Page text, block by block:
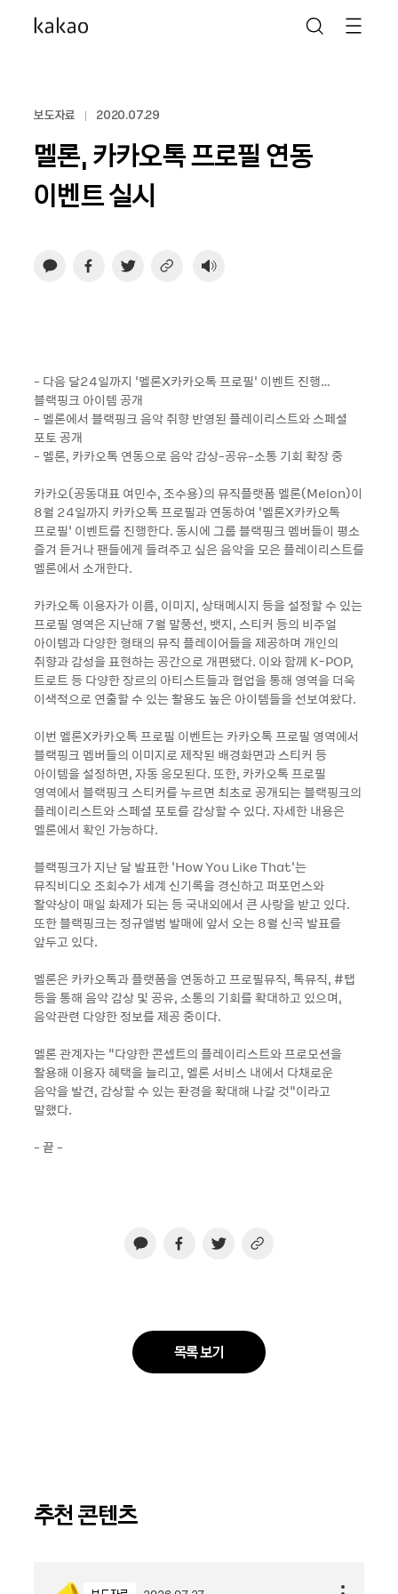
보도자료 2020.07.29
멜론, 카카오톡 프로필 연동
이벤트 실시
- 다음 달24일까지 ‘멜론X카카오톡 프로필’ 이벤트 진행…
블랙핑크 아이템 공개
- 멜론에서 블랙핑크 음악 취향 반영된 플레이리스트와 스페셜
포토 공개
- 멜론, 카카오톡 연동으로 음악 감상-공유-소통 기회 확장 중
카카오(공동대표 여민수, 조수용)의 뮤직플랫폼 멜론(Melon)이
8월 24일까지 카카오톡 프로필과 연동하여 ‘멜론X카카오톡
프로필’ 이벤트를 진행한다. 동시에 그룹 블랙핑크 멤버들이 평소
즐겨 듣거나 팬들에게 들려주고 싶은 음악을 모은 플레이리스트를
멜론에서 소개한다.
카카오톡 이용자가 이름, 이미지, 상태메시지 등을 설정할 수 있는
프로필 영역은 지난해 7월 말풍선, 뱃지, 스티커 등의 비주얼
아이템과 다양한 형태의 뮤직 플레이어들을 제공하며 개인의
취향과 감성을 표현하는 공간으로 개편됐다. 이와 함께 K-POP,
트로트 등 다양한 장르의 아티스트들과 협업을 통해 영역을 더욱
이색적으로 연출할 수 있는 활용도 높은 아이템들을 선보여왔다.
이번 멜론X카카오톡 프로필 이벤트는 카카오톡 프로필 영역에서
블랙핑크 멤버들의 이미지로 제작된 배경화면과 스티커 등
아이템을 설정하면, 자동 응모된다. 또한, 카카오톡 프로필
영역에서 블랙핑크 스티커를 누르면 최초로 공개되는 블랙핑크의
플레이리스트와 스페셜 포토를 감상할 수 있다. 자세한 내용은
멜론에서 확인 가능하다.
블랙핑크가 지난 달 발표한 'How You Like That'는
뮤직비디오 조회수가 세계 신기록을 경신하고 퍼포먼스와
활약상이 매일 화제가 되는 등 국내외에서 큰 사랑을 받고 있다.
또한 블랙핑크는 정규앨범 발매에 앞서 오는 8월 신곡 발표를
앞두고 있다.
멜론은 카카오톡과 플랫폼을 연동하고 프로필뮤직, 톡뮤직, #탭
등을 통해 음악 감상 및 공유, 소통의 기회를 확대하고 있으며,
음악관련 다양한 정보를 제공 중이다.
멜론 관계자는 “다양한 콘셉트의 플레이리스트와 프로모션을
활용해 이용자 혜택을 늘리고, 멜론 서비스 내에서 다채로운
음악을 발견, 감상할 수 있는 환경을 확대해 나갈 것”이라고
말했다.
- 끝 -
목록 보기
추천 콘텐츠